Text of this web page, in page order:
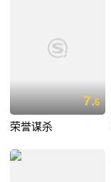
7.6
荣誉谋杀